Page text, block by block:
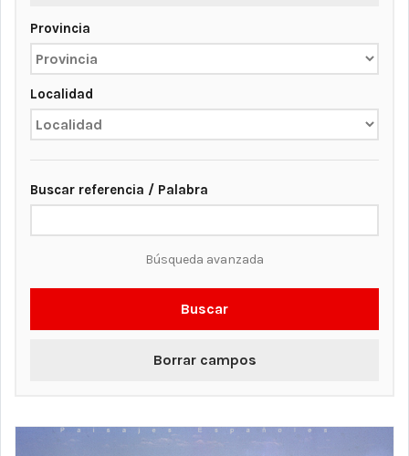
Provincia
Localidad
Buscar referencia / Palabra
Búsqueda avanzada
Buscar
Borrar campos